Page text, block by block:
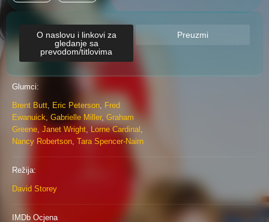
O naslovu i linkovi za
gledanje sa
prevodom/titlovima
Preuzmi
Glumci:
Brent Butt, Eric Peterson, Fred
Ewanuick, Gabrielle Miller, Graham
Greene, Janet Wright, Lorne Cardinal ,
Nancy Robertson, Tara Spencer-Nairn
Režija:
David Storey
IMDb Ocjena